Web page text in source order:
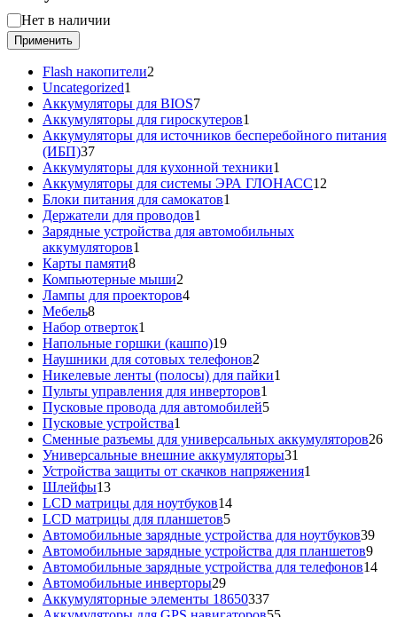
Статус
Нет в наличии
Применить
Flash накопители2
Uncategorized1
товар
Аккумуляторы для BIOS77
товаров
Аккумуляторы для гироскутеров1
товар
Аккумуляторы для источников бесперебойного питания
(ИБП)3737
товаров
Аккумуляторы для кухонной техники1
товар
Аккумуляторы для системы ЭРА ГЛОНАСС12
Блоки питания для самокатов1
Держатели для проводов1
товар
Зарядные устройства для автомобильных
аккумуляторов1
Карты памяти88
товаров
Компьютерные мыши2
товара
Лампы для проекторов44
Мебель88
товаров
Набор отверток1
товар
Напольные горшки (кашпо)1919
товаров
Наушники для сотовых телефонов2
товара
Никелевые ленты (полосы) для пайки1
Пульты управления для инверторов1
товар
Пусковые провода для автомобилей55
Пусковые устройства1
товар
Сменные разъемы для универсальных аккумуляторов2626
Универсальные внешние аккумуляторы31
товар
Устройства защиты от скачков напряжения1
Шлейфы1313
товаров
LCD матрицы для ноутбуков1414
LCD матрицы для планшетов55
товаров
Автомобильные зарядные устройства для ноутбуков3939
Автомобильные зарядные устройства для планшетов99
Автомобильные зарядные устройства для телефонов1414
Автомобильные инверторы2929
товаров
Аккумуляторные элементы 18650337337